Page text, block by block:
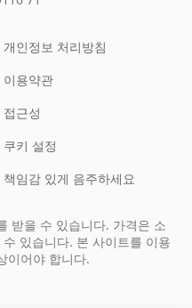
개인정보 처리방침
이용약관
접근성
쿠키 설정
책임감 있게 음주하세요
받을 수 있습니다. 가격은 소
있습니다. 본 사이트를 이용
이어야 합니다.